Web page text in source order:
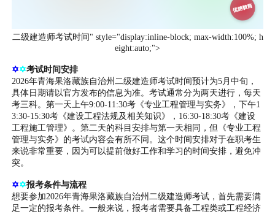
二级建造师考试时间" style="display:inline-block; max-width:100%; h
eight:auto;">
✡✡考试时间安排
2026年青海果洛藏族自治州二级建造师考试时间预计为5月中旬，
具体日期请以官方发布的信息为准。考试通常分为两天进行，每天
考三科。第一天上午9:00-11:30考《专业工程管理与实务》，下午1
3:30-15:30考《建设工程法规及相关知识》，16:30-18:30考《建设
工程施工管理》。第二天的科目安排与第一天相同，但《专业工程
管理与实务》的考试内容会有所不同。这个时间安排对于在职考生
来说非常重要，因为可以提前做好工作和学习的时间安排，避免冲
突。
✡✡报考条件与流程
想要参加2026年青海果洛藏族自治州二级建造师考试，首先需要满
足一定的报考条件。一般来说，报考者需要具备工程类或工程经济